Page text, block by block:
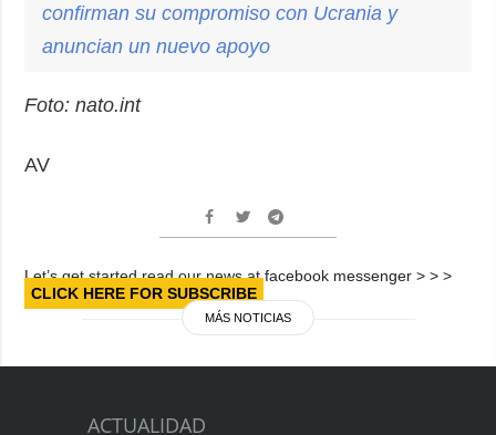
confirman su compromiso con Ucrania y
anuncian un nuevo apoyo
Foto: nato.int
AV
Let’s get started read our news at facebook messenger > > >
CLICK HERE FOR SUBSCRIBE
MÁS NOTICIAS
ACTUALIDAD